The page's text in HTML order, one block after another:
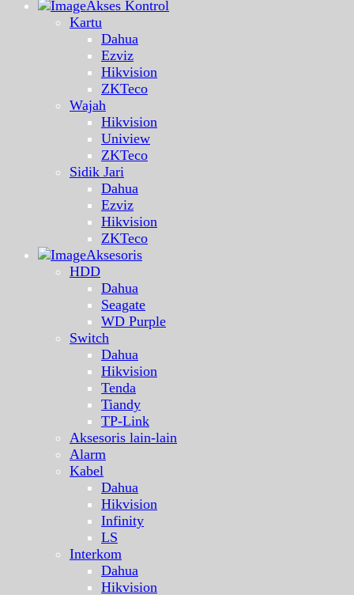
Akses Kontrol
Kartu
Dahua
Ezviz
Hikvision
ZKTeco
Wajah
Hikvision
Uniview
ZKTeco
Sidik Jari
Dahua
Ezviz
Hikvision
ZKTeco
Aksesoris
HDD
Dahua
Seagate
WD Purple
Switch
Dahua
Hikvision
Tenda
Tiandy
TP-Link
Aksesoris lain-lain
Alarm
Kabel
Dahua
Hikvision
Infinity
LS
Interkom
Dahua
Hikvision